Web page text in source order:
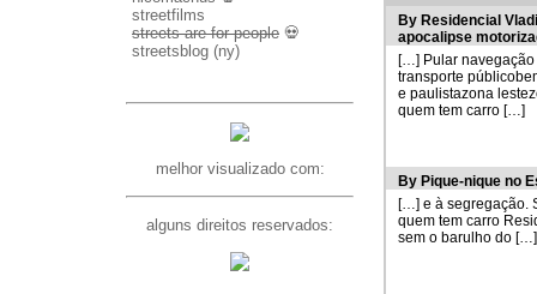
By Residencial
apocalipse
[…] Pular navegação
transporte
e paulistazona
quem tem carro […]
By Pique-nique no
[…] e à segregação.
quem tem carro
sem o barulho do […]
streetfilms
streets are for people 💀
streetsblog (ny)
melhor visualizado com:
alguns direitos reservados: